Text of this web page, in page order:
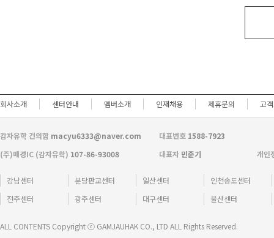
회사소개 센터안내 멤버소개 인재채용 제휴문의 고
감자유학 건의함 macyu6333@naver.com 대표번호 1588-7923
(주)매경IC (감자유학) 107-86-93008 대표자 민준기 개인
강남센터 분당판교센터 일산센터
인천송도센터
전주센터
광주센터 대구센터 울산센터
ALL CONTENTS Copyright ⓒ GAMJAUHAK CO., LTD ALL Rights Reserved.